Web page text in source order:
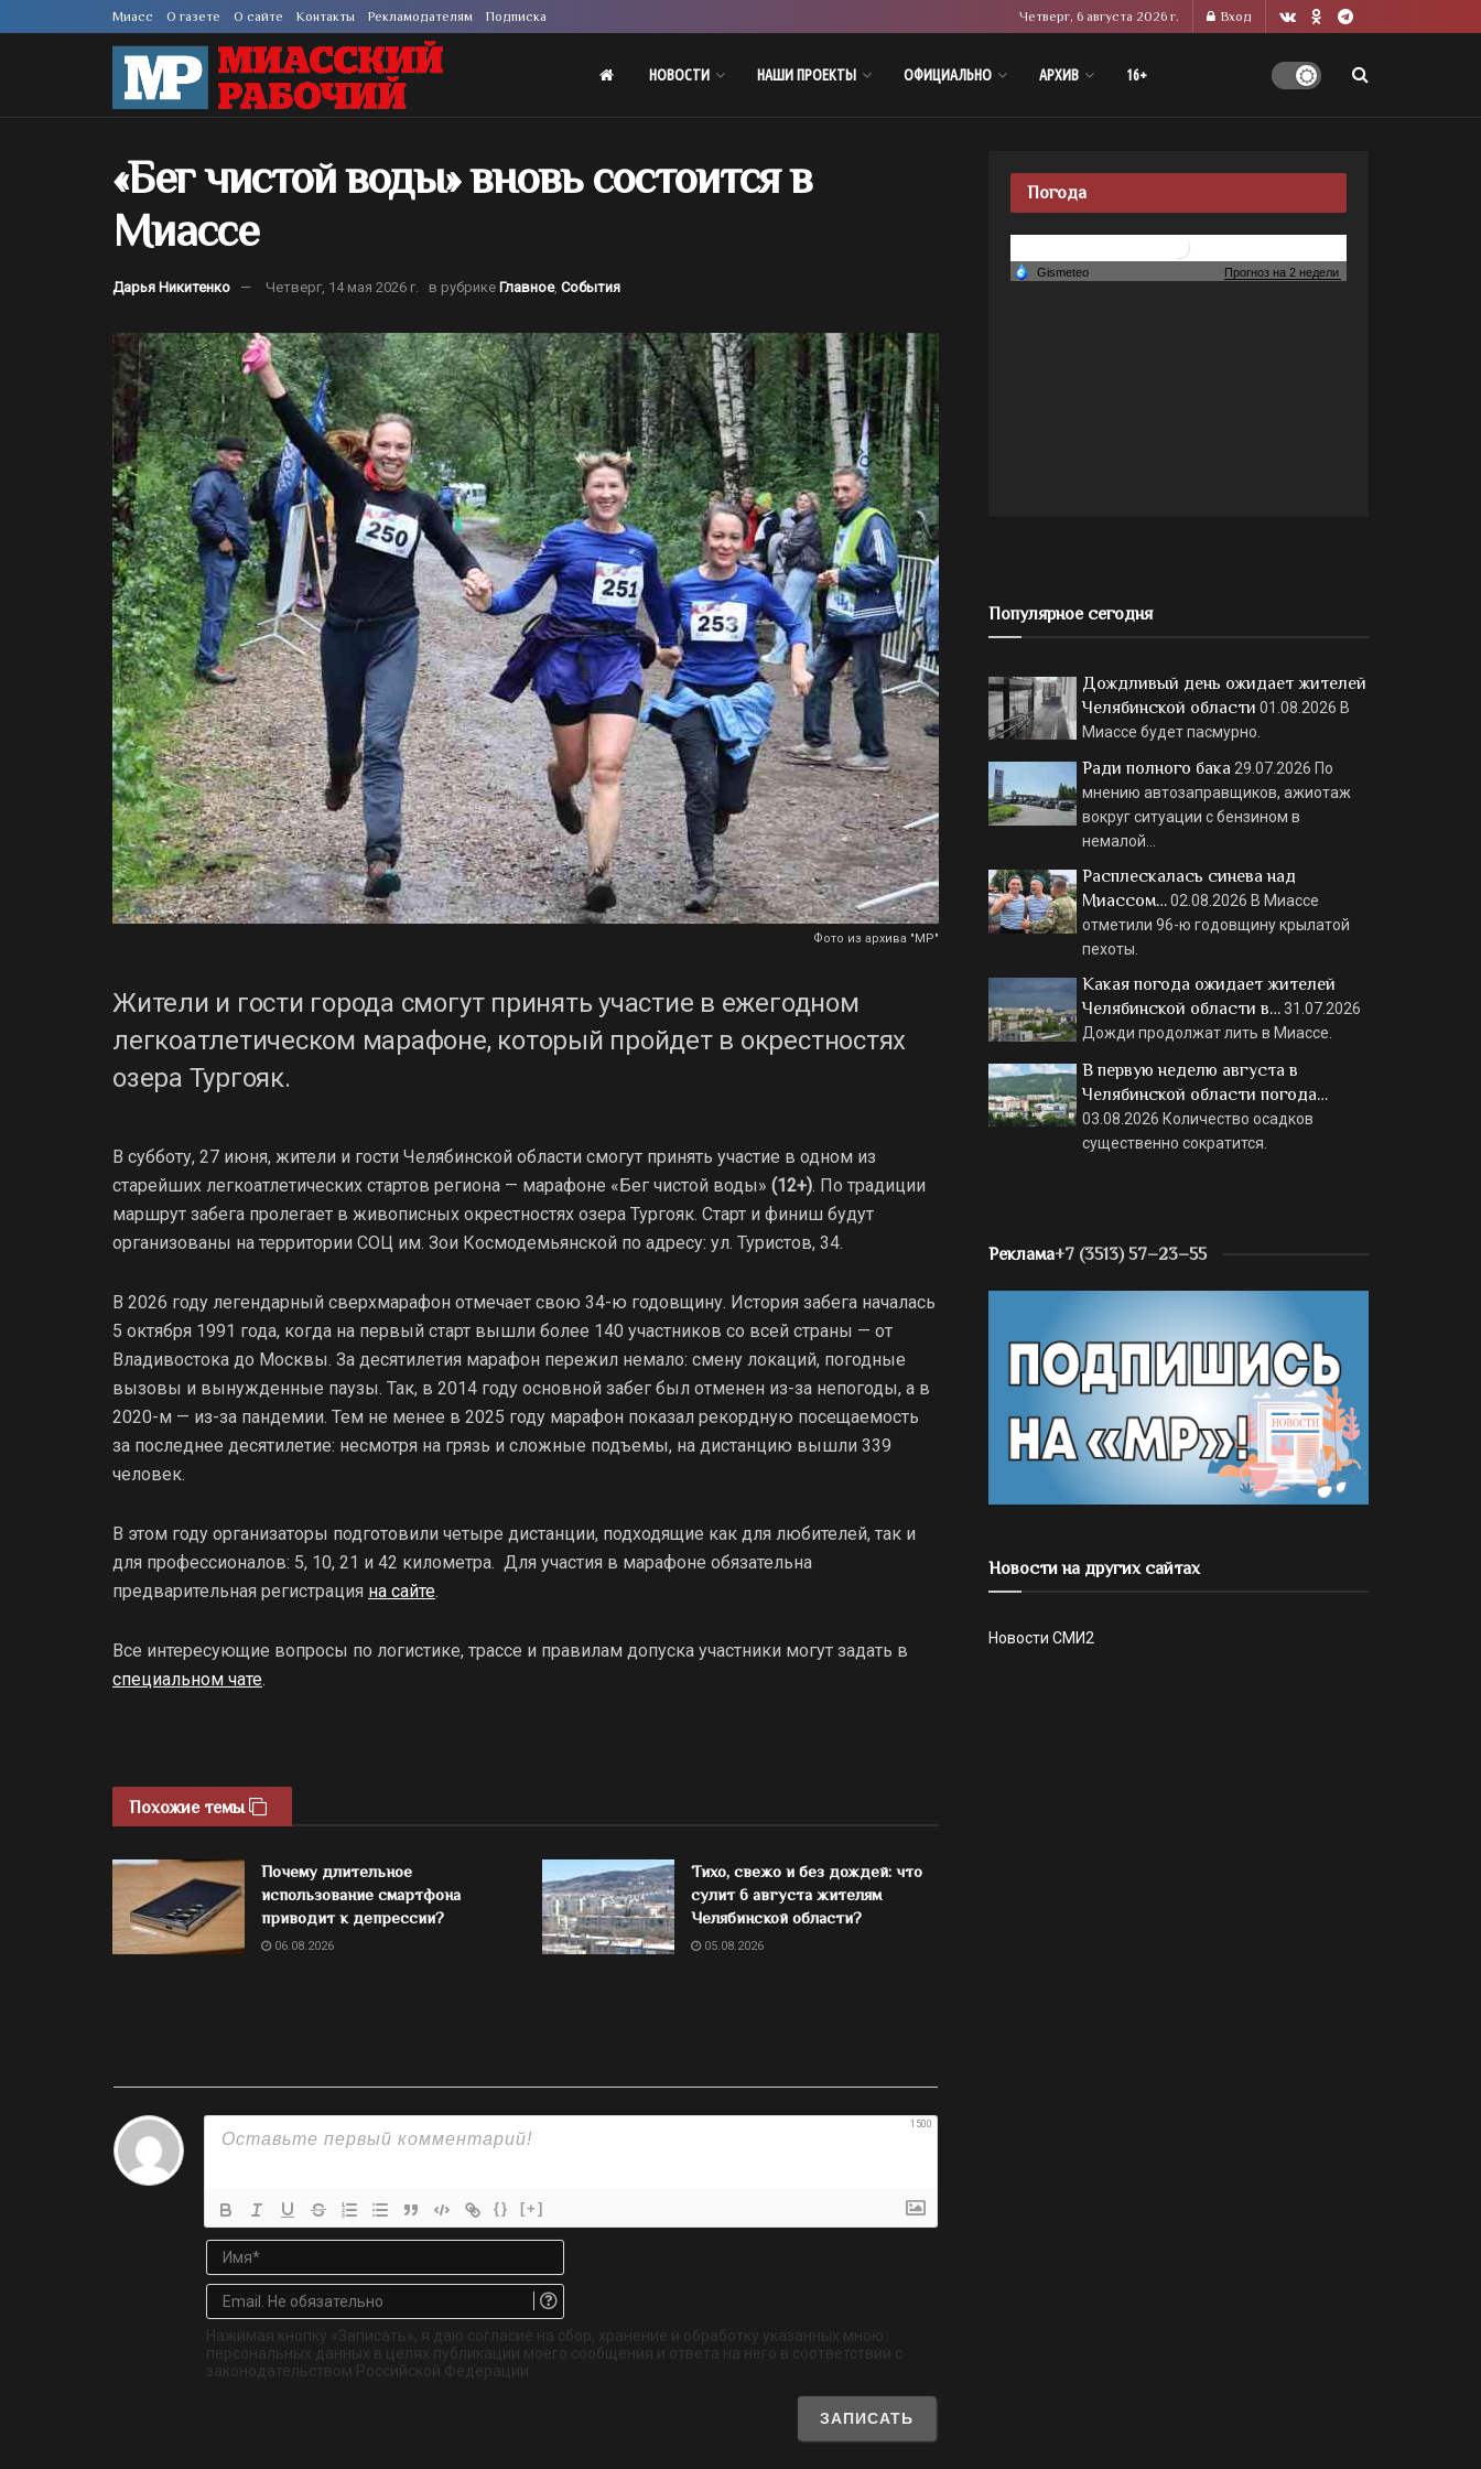
Миасс О газете О сайте Контакты Рекламодателям Подписка Четверг, 6 августа 2026 г. Вход
НОВОСТИ НАШИ ПРОЕКТЫ ОФИЦИАЛЬНО АРХИВ 16+
«Бег чистой воды» вновь состоится в
Миассе
Дарья Никитенко Четверг, 14 мая 2026 г. в рубрике Главное, События
Фото из архива "МР"
Жители и гости города смогут принять участие в ежегодном
легкоатлетическом марафоне, который пройдет в окрестностях
озера Тургояк.
В субботу, 27 июня, жители и гости Челябинской области смогут принять участие в одном из
старейших легкоатлетических стартов региона — марафоне «Бег чистой воды» (12+). По традиции
маршрут забега пролегает в живописных окрестностях озера Тургояк. Старт и финиш будут
организованы на территории СОЦ им. Зои Космодемьянской по адресу: ул. Туристов, 34.
В 2026 году легендарный сверхмарафон отмечает свою 34-ю годовщину. История забега началась
5 октября 1991 года, когда на первый старт вышли более 140 участников со всей страны — от
Владивостока до Москвы. За десятилетия марафон пережил немало: смену локаций, погодные
вызовы и вынужденные паузы. Так, в 2014 году основной забег был отменен из-за непогоды, а в
2020-м — из-за пандемии. Тем не менее в 2025 году марафон показал рекордную посещаемость
за последнее десятилетие: несмотря на грязь и сложные подъемы, на дистанцию вышли 339
человек.
В этом году организаторы подготовили четыре дистанции, подходящие как для любителей, так и
для профессионалов: 5, 10, 21 и 42 километра. Для участия в марафоне обязательна
предварительная регистрация на сайте.
Все интересующие вопросы по логистике, трассе и правилам допуска участники могут задать в
специальном чате.
Похожие темы
Почему длительное
использование смартфона
приводит к депрессии?
06.08.2026
Тихо, свежо и без дождей: что
сулит 6 августа жителям
Челябинской области?
05.08.2026
1500
{} [+]
Имя*
Email.
обязательно
Нажимая кнопку «Записать», я даю согласие на сбор, хранение и обработку указанных мною
персональных данных в целях публикации моего сообщения и ответа на него в соответствии с
законодательством Российской Федерации.
Погода
Популярное сегодня
Дождливый день ожидает жителей
Челябинской области 01.08.2026 В
Миассе будет пасмурно.
Ради полного бака 29.07.2026 По
мнению автозаправщиков, ажиотаж
вокруг ситуации с бензином в
немалой…
Расплескалась синева над
Миассом…02.08.2026 В Миассе
отметили 96-ю годовщину крылатой
пехоты.
Какая погода ожидает жителей
Челябинской области в…31.07.2026
Дожди продолжат лить в Миассе.
В первую неделю августа в
Челябинской области погода…
03.08.2026 Количество осадков
существенно сократится.
Реклама+7 (3513) 57–23–55
Новости на других сайтах
Новости СМИ2